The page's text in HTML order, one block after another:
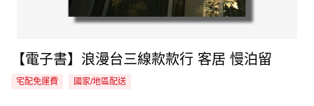
【電子書】浪漫台三線款款行 客居 慢泊留
宅配免運費 國家/地區配送